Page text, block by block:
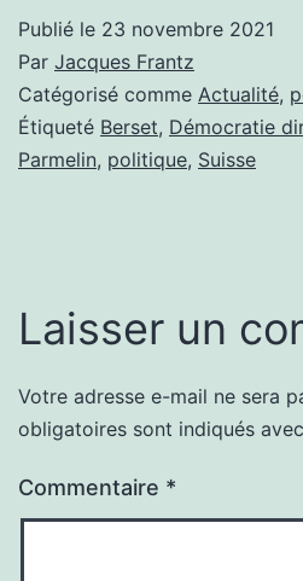
Publié le 23 novembre 2021
Par Jacques Frantz
Catégorisé comme Actualité,
Étiqueté Berset, Démocratie
Parmelin, politique, Suisse
Laisser un
Votre adresse e-mail ne sera
obligatoires sont indiqués avec
Commentaire *